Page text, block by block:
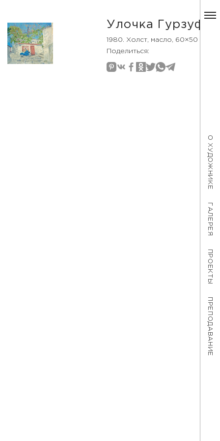
О ХУДОЖНИКЕ
ГАЛЕРЕЯ
ПРОЕКТЫ
ПРЕПОДАВАНИЕ
Улочка Гурзуфа
1980. Холст, масло, 60×50
Поделиться: